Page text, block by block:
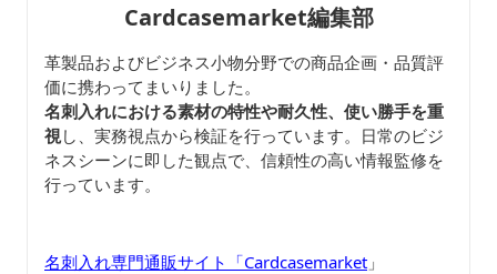
Cardcasemarket編集部
革製品およびビジネス小物分野での商品企画・品質評
価に携わってまいりました。
名刺入れにおける素材の特性や耐久性、使い勝手を重
視し、実務視点から検証を行っています。日常のビジ
ネスシーンに即した観点で、信頼性の高い情報監修を
行っています。
名刺入れ専門通販サイト「Cardcasemarket 」